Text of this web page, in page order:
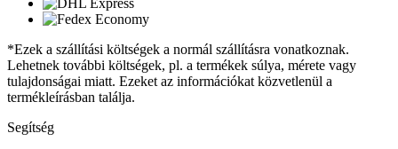
*Ezek a szállítási költségek a normál szállításra vonatkoznak.
Lehetnek további költségek, pl. a termékek súlya, mérete vagy
tulajdonságai miatt. Ezeket az információkat közvetlenül a
termékleírásban találja.
Segítség